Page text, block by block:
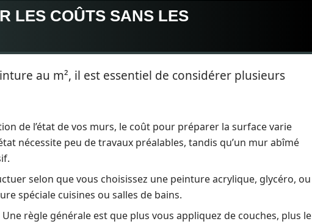
LES COÛTS SANS LES
au m², il est essentiel de considérer plusieurs
de l’état de vos murs, le coût pour préparer la surface varie
nécessite peu de travaux préalables, tandis qu’un mur abîmé
selon que vous choisissez une peinture acrylique, glycéro, ou
spéciale cuisines ou salles de bains.
Une règle générale est que plus vous appliquez de couches, plus le